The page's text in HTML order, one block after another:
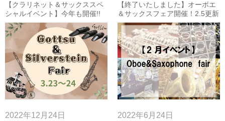
【クラリネット＆サックススペ
シャルイベント】今年も開催!!
ゴッツ＆シルバースタインフェ
ア
【終了いたしました】オーボエ
＆サックスフェア開催！2.5更新
2022年12月24日 2022年6月24日